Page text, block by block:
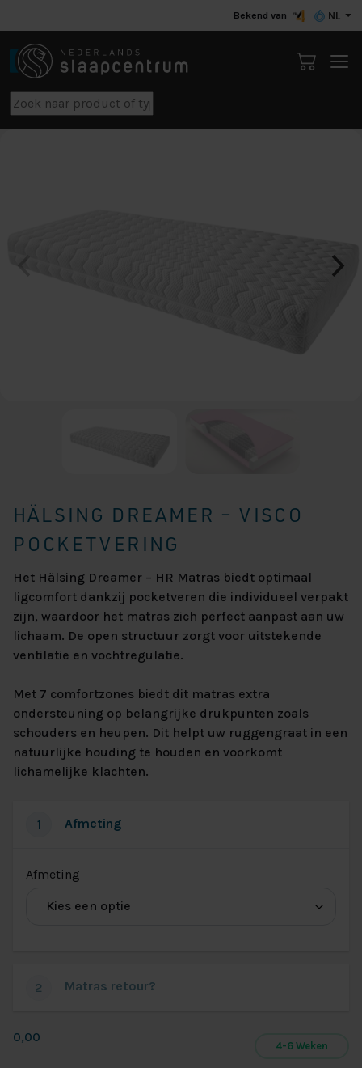
Bekend van NL
HÄLSING DREAMER – VISCO
POCKETVERING
Het Hälsing Dreamer – HR Matras biedt optimaal
ligcomfort dankzij pocketveren die individueel verpakt
zijn, waardoor het matras zich perfect aanpast aan uw
lichaam. De open structuur zorgt voor uitstekende
ventilatie en vochtregulatie.
Met 7 comfortzones biedt dit matras extra
ondersteuning op belangrijke drukpunten zoals
schouders en heupen. Dit helpt uw ruggengraat in een
natuurlijke houding te houden en voorkomt
lichamelijke klachten.
1 Afmeting
Afmeting
Afmeting
2 Matras retour?
0,00
4-6 Weken